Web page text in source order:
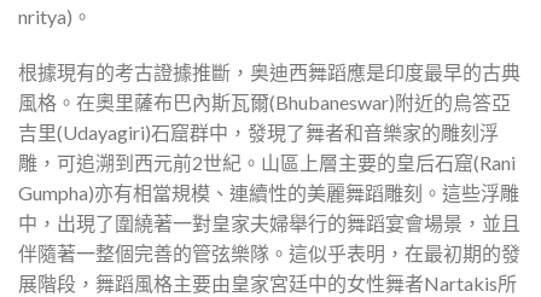
nritya)。
根據現有的考古證據推斷，奥迪西舞蹈應是印度最早的古典
風格。在奧里薩布巴內斯瓦爾(Bhubaneswar)附近的烏答亞
吉里(Udayagiri)石窟群中，發現了舞者和音樂家的雕刻浮
雕，可追溯到西元前2世紀。山區上層主要的皇后石窟(Rani
Gumpha)亦有相當規模、連續性的美麗舞蹈雕刻。這些浮雕
中，出現了圍繞著一對皇家夫婦舉行的舞蹈宴會場景，並且
伴隨著一整個完善的管弦樂隊。這似乎表明，在最初期的發
展階段，舞蹈風格主要由皇家宮廷中的女性舞者Nartakis所